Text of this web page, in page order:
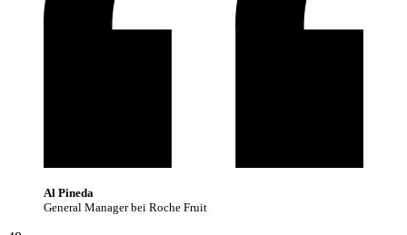
Al Pineda
General Manager bei Roche Fruit